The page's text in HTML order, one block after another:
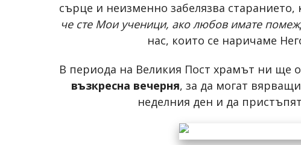
сърце и неизменно забелязва старанието,
че сте Мои ученици, ако любов имате
нас, които се наричаме
В периода на Великия Пост храмът ни ще
възкресна вечерня, за да могат
неделния ден и да